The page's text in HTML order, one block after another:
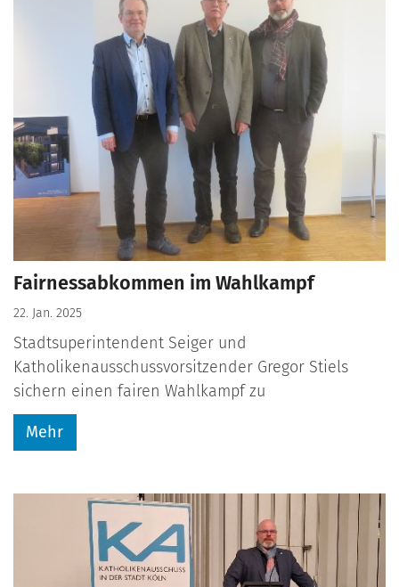
Fairnessabkommen im Wahlkampf
22. Jan. 2025
Stadtsuperintendent Seiger und
Katholikenausschussvorsitzender Gregor Stiels
sichern einen fairen Wahlkampf zu
Mehr